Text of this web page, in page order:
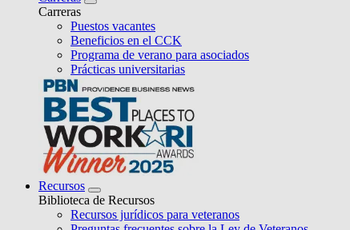
Carreras
Puestos vacantes
Beneficios en el CCK
Programa de verano para asociados
Prácticas universitarias
Recursos
Biblioteca de Recursos
Recursos jurídicos para veteranos